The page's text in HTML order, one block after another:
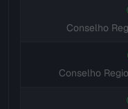
Conselho
Conselho